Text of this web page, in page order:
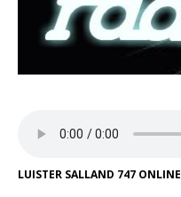
LUISTER SALLAND 747 ONLINE